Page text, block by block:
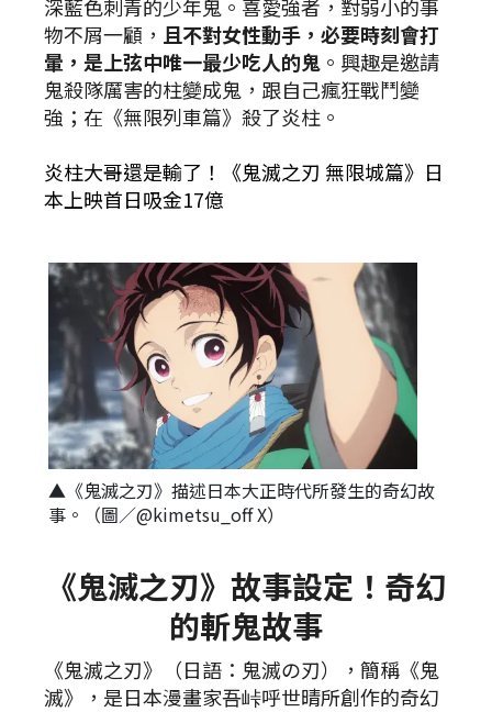
深藍色刺青的少年鬼。喜愛強者，對弱小的事
物不屑一顧， 且不對女性動手，必要時刻會打
暈，是上弦中唯一最少吃人的鬼 。興趣是邀請
鬼殺隊厲害的柱變成鬼，跟自己瘋狂戰鬥變
強；在《無限列車篇》殺了炎柱。
炎柱大哥還是輸了！《鬼滅之刃 無限城篇》日
本上映首日吸金17億
《鬼滅之刃》故事設定！奇幻
的斬鬼故事
《鬼滅之刃》（日語：鬼滅の刃），簡稱《鬼
滅》，是日本漫畫家吾峠呼世晴所創作的奇幻
▲《鬼滅之刃》描述日本大正時代所發生的奇幻故
事。（圖／@kimetsu_off X）